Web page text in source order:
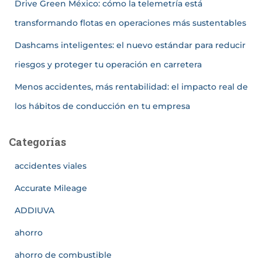
Drive Green México: cómo la telemetría está
transformando flotas en operaciones más sustentables
Dashcams inteligentes: el nuevo estándar para reducir
riesgos y proteger tu operación en carretera
Menos accidentes, más rentabilidad: el impacto real de
los hábitos de conducción en tu empresa
Categorías
accidentes viales
Accurate Mileage
ADDIUVA
ahorro
ahorro de combustible